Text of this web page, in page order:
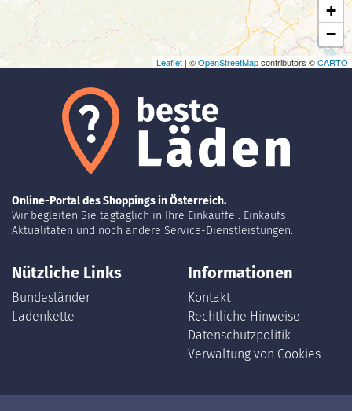
+
−
Leaflet | ©OpenStreetMapcontributors ©CARTO
Online-Portal des Shoppings in Österreich.
Wir begleiten Sie tagtäglich in Ihre Einkäuffe : Einkaufs
Aktualitäten und noch andere Service-Dienstleistungen.
Nützliche Links
Bundesländer
Ladenkette
Informationen
Kontakt
Rechtliche Hinweise
Datenschutzpolitik
Verwaltung von Cookies